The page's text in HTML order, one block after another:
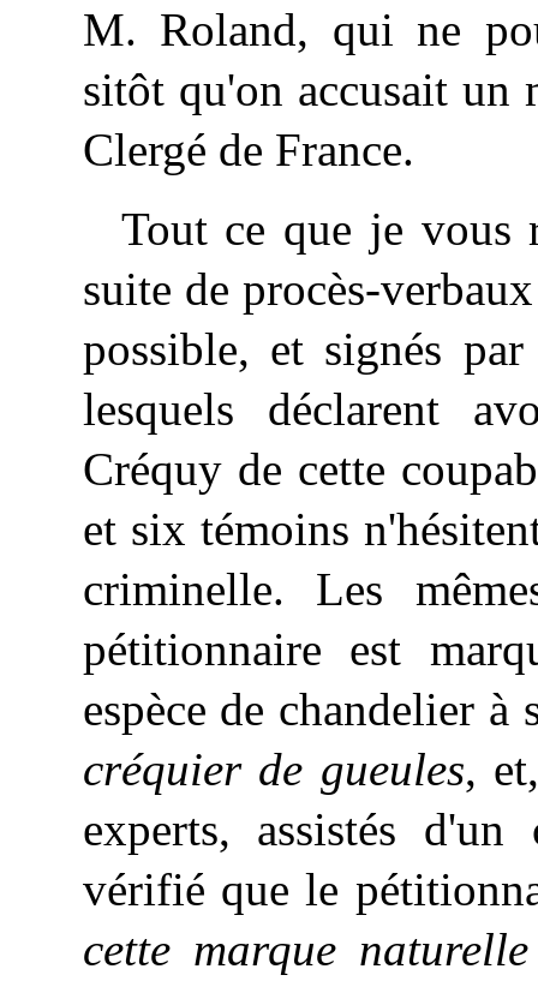
M. Roland, qui ne
sitôt qu'on accusait un
Clergé de France.
Toutce que je vous
suite de procès-
possible, et signés
lesquels déclarent
Créquy de cette
et six témoins
criminelle. Les
pétitionnaire est
espèce de chandelier à
créquier de gueules,
experts, assistés d'un
vérifié que le
cette marque